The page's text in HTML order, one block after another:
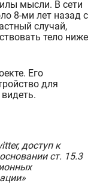
мысли. В сети
8-ми лет назад с
случай,
тело ниже
Его
для
доступ к
ст. 15.3